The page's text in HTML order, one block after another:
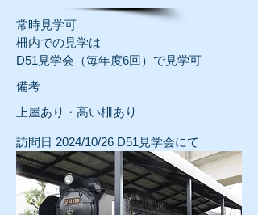
常時見学可
柵内での見学は
D51見学会 （毎年度6回）で見学可
​備考
上屋あり・高い柵あり
訪問日 2024/10/26 D51見学会にて